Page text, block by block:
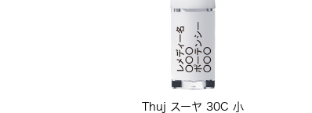
Thuj スーヤ 30C 小